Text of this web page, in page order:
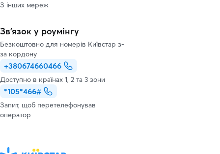
З інших мереж
Зв’язок у роумінгу
Безкоштовно для номерів Київстар з-
за кордону
+380674660466
Доступно в країнах 1, 2 та 3 зони
*105*466#
Запит, щоб перетелефонував
оператор